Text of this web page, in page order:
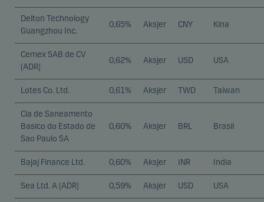
Delton Technology
Guangzhou Inc.
0,65% Aksjer CNY Kina
Cemex SAB de CV
(ADR)
0,62% Aksjer USD USA
Lotes Co. Ltd. 0,61% Aksjer TWD Taiwan
Cia de Saneamento
Basico do Estado de
Sao Paulo SA
0,60% Aksjer BRL Brasil
Bajaj Finance Ltd. 0,60% Aksjer INR India
Sea Ltd. A (ADR) 0,59% Aksjer USD USA